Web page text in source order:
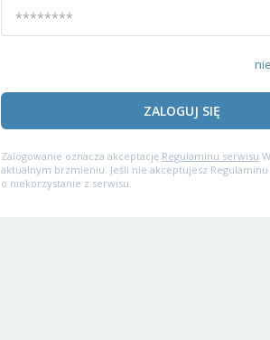
ZALOGUJ SIĘ
Zalogowanie oznacza akceptację Regulaminu serwisu
aktualnym brzmieniu. Jeśli nie akceptujesz Regulaminu
o niekorzystanie z serwisu.